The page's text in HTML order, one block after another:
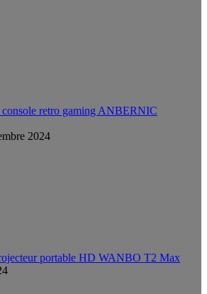
console retro gaming ANBERNIC
2024
portable HD WANBO T2 Max